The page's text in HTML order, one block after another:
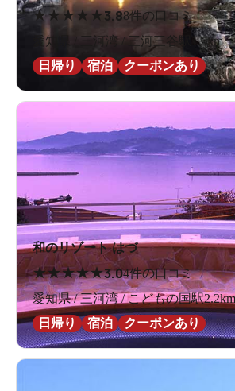
★★★ ★★3.88件の口コミ
愛知県 / 三河湾 / 三河三谷駅1.5km
日帰り
宿泊 クーポンあり
和のリゾート はづ
★★★★★3.04件の口コミ
愛知県 / 三河湾 / こどもの国駅2.2km
日帰り
宿泊 クーポンあり